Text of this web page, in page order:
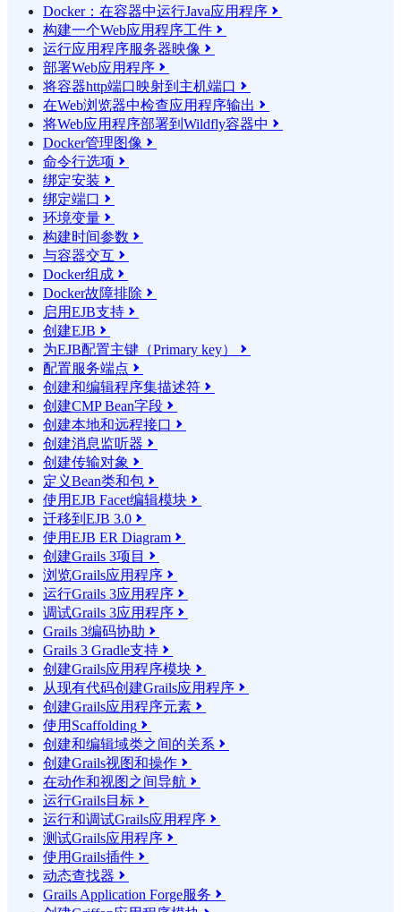
Docker：在容器中运行Java应用程序 
构建一个Web应用程序工件 
运行应用程序服务器映像 
部署Web应用程序 
将容器http端口映射到主机端口 
在Web浏览器中检查应用程序输出 
将Web应用程序部署到Wildfly容器中 
Docker管理图像 
命令行选项 
绑定安装 
绑定端口 
环境变量 
构建时间参数 
与容器交互 
Docker组成 
Docker故障排除 
启用EJB支持 
创建EJB 
为EJB配置主键（Primary key） 
配置服务端点 
创建和编辑程序集描述符 
创建CMP Bean字段 
创建本地和远程接口 
创建消息监听器 
创建传输对象 
定义Bean类和包 
使用EJB Facet编辑模块 
迁移到EJB 3.0 
使用EJB ER Diagram 
创建Grails 3项目 
浏览Grails应用程序 
运行Grails 3应用程序 
调试Grails 3应用程序 
Grails 3编码协助 
Grails 3 Gradle支持 
创建Grails应用程序模块 
从现有代码创建Grails应用程序 
创建Grails应用程序元素 
使用Scaffolding 
创建和编辑域类之间的关系 
创建Grails视图和操作 
在动作和视图之间导航 
运行Grails目标 
运行和调试Grails应用程序 
测试Grails应用程序 
使用Grails插件 
动态查找器 
Grails Application Forge服务 